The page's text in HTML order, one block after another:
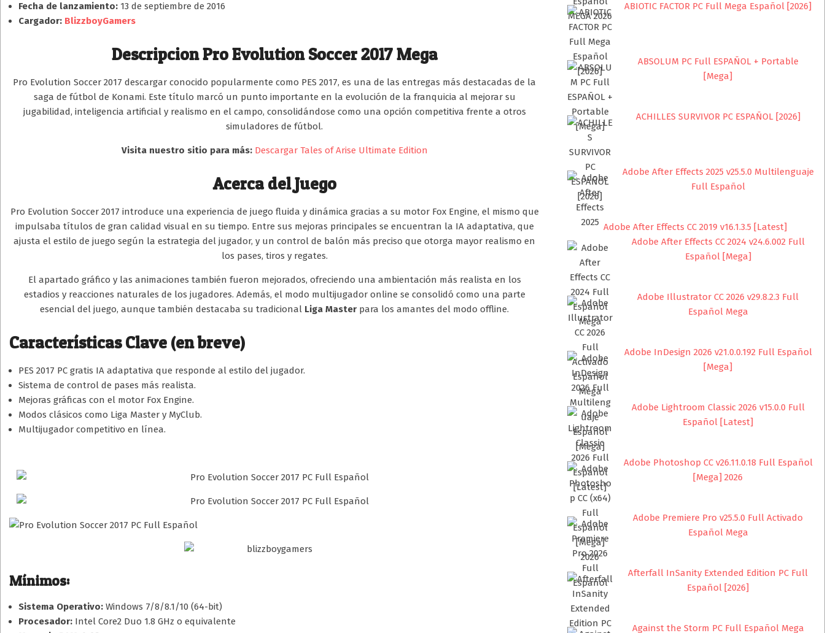
Fecha de lanzamiento: 13 de septiembre de 2016
Cargador: BlizzboyGamers
Descripcion Pro Evolution Soccer 2017 Mega
Pro Evolution Soccer 2017 descargar conocido popularmente como PES 2017, es una de las entregas más destacadas de la
saga de fútbol de Konami. Este título marcó un punto importante en la evolución de la franquicia al mejorar su
jugabilidad, inteligencia artificial y realismo en el campo, consolidándose como una opción competitiva frente a otros
simuladores de fútbol.
Visita nuestro sitio para más: Descargar Tales of Arise Ultimate Edition
Acerca del Juego
Pro Evolution Soccer 2017 introduce una experiencia de juego fluida y dinámica gracias a su motor Fox Engine, el mismo que
impulsaba títulos de gran calidad visual en su tiempo. Entre sus mejoras principales se encuentran la IA adaptativa, que
ajusta el estilo de juego según la estrategia del jugador, y un control de balón más preciso que otorga mayor realismo en
los pases, tiros y regates.
El apartado gráfico y las animaciones también fueron mejorados, ofreciendo una ambientación más realista en los
estadios y reacciones naturales de los jugadores. Además, el modo multijugador online se consolidó como una parte
esencial del juego, aunque también destacaba su tradicional Liga Master para los amantes del modo offline.
Características Clave (en breve)
PES 2017 PC gratis IA adaptativa que responde al estilo del jugador.
Sistema de control de pases más realista.
Mejoras gráficas con el motor Fox Engine.
Modos clásicos como Liga Master y MyClub.
Multijugador competitivo en línea.
Mínimos:
Sistema Operativo: Windows 7/8/8.1/10 (64-bit)
Procesador: Intel Core2 Duo 1.8 GHz o equivalente
ABIOTIC FACTOR PC Full Mega Español [2026]
ABSOLUM PC Full ESPAÑOL + Portable
[Mega]
ACHILLES SURVIVOR PC ESPAÑOL [2026]
Adobe After Effects 2025 v25.5.0 Multilenguaje
Full Español
Adobe After Effects CC 2019 v16.1.3.5 [Latest]
Adobe After Effects CC 2024 v24.6.002 Full
Español [Mega]
Adobe Illustrator CC 2026 v29.8.2.3 Full
Español Mega
Adobe InDesign 2026 v21.0.0.192 Full Español
[Mega]
Adobe Lightroom Classic 2026 v15.0.0 Full
Español [Latest]
Adobe Photoshop CC v26.11.0.18 Full Español
[Mega] 2026
Adobe Premiere Pro v25.5.0 Full Activado
Español Mega
Afterfall InSanity Extended Edition PC Full
Español [2026]
Against the Storm PC Full Español Mega